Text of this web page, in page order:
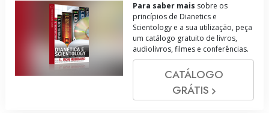
Para saber mais sobre os
princípios de Dianetics e
Scientology e a sua utilização, peça
um catálogo gratuito de livros,
audiolivros, filmes e conferências.
CATÁLOGO
GRÁTIS